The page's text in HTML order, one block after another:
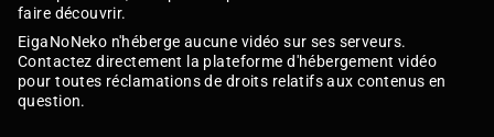
faire découvrir.
EigaNoNeko n'héberge aucune vidéo sur ses serveurs.
Contactez directement la plateforme d'hébergement vidéo
pour toutes réclamations de droits relatifs aux contenus en
question.